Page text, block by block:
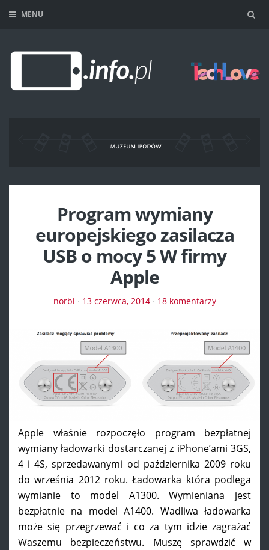
MENU
Program wymiany
europejskiego zasilacza
USB o mocy 5 W firmy
Apple
norbi · 13 czerwca, 2014· 18 komentarzy
Apple właśnie rozpoczęło program bezpłatnej
wymiany ładowarki dostarczanej z iPhone’ami 3GS,
4 i 4S, sprzedawanymi od października 2009 roku
do września 2012 roku. Ładowarka która podlega
wymianie to model A1300. Wymieniana jest
bezpłatnie na model A1400. Wadliwa ładowarka
może się przegrzewać i co za tym idzie zagrażać
Waszemu bezpieczeństwu. Muszę sprawdzić w